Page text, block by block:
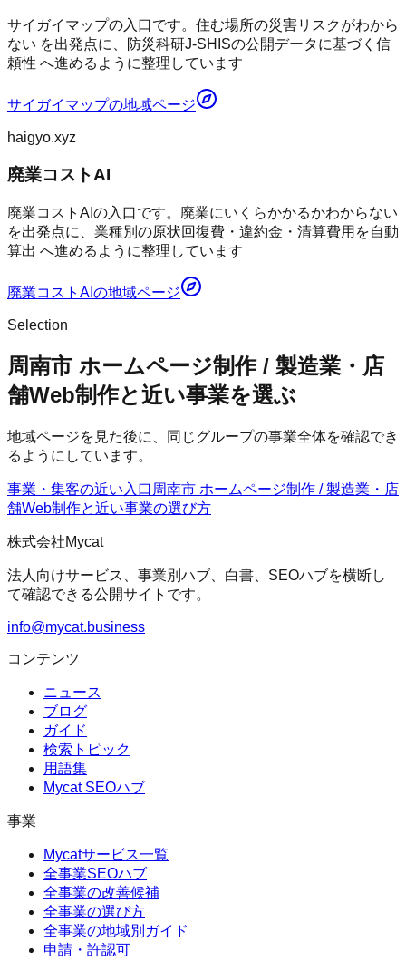
サイガイマップの入口です。住む場所の災害リスクがわから
ない を出発点に、防災科研J-SHISの公開データに基づく信
頼性 へ進めるように整理しています
サイガイマップの地域ページ
haigyo.xyz
廃業コストAI
廃業コストAIの入口です。廃業にいくらかかるかわからない
を出発点に、業種別の原状回復費・違約金・清算費用を自動
算出 へ進めるように整理しています
廃業コストAI の地域ページ
Selection
周南市 ホームページ制作 / 製造業・店
舗Web制作と近い事業を選ぶ
地域ページを見た後に、同じグループの事業全体を確認でき
るようにしています。
事業・集客の近い入口 周南市 ホームページ制作 / 製造業・店
舗Web制作と近い事業の選び方
株式会社Mycat
法人向けサービス、事業別ハブ、白書、SEOハブを横断し
て確認できる公開サイトです。
info@mycat.business
コンテンツ
ニュース
ブログ
ガイド
検索トピック
用語集
Mycat SEOハブ
事業
Mycatサービス一覧
全事業SEOハブ
全事業の改善候補
全事業の選び方
全事業の地域別ガイド
申請・許認可